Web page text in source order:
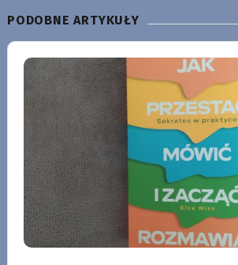
PODOBNE ARTYKUŁY